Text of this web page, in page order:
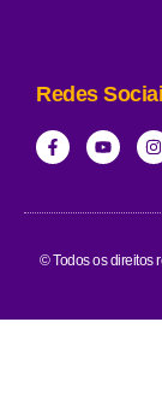
Redes
© Todos os direitos